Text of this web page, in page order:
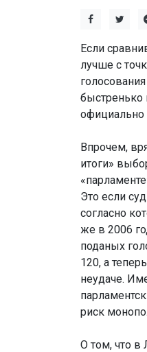
Если
лучше с
быстренько
Впрочем,
итоги»
Это если
согласно
же в 2006
поданых
120, а
неудаче.
риск
О том, что в